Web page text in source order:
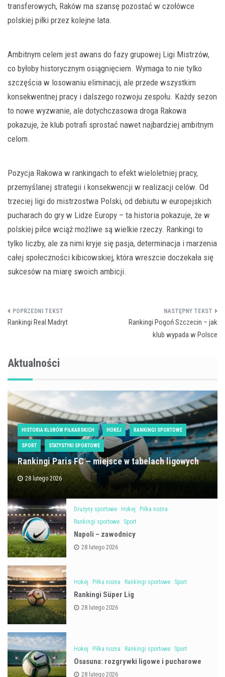
transferowych, Raków ma szansę pozostać w czołówce
polskiej piłki przez kolejne lata.
Ambitnym celem jest awans do fazy grupowej Ligi Mistrzów,
co byłoby historycznym osiągnięciem. Wymaga to nie tylko
szczęścia w losowaniu eliminacji, ale przede wszystkim
konsekwentnej pracy i dalszego rozwoju zespołu. Każdy sezon
to nowe wyzwanie, ale dotychczasowa droga Rakowa
pokazuje, że klub potrafi sprostać nawet najbardziej ambitnym
celom.
Pozycja Rakowa w rankingach to efekt wieloletniej pracy,
przemyślanej strategii i konsekwencji w realizacji celów. Od
trzeciej ligi do mistrzostwa Polski, od debiutu w europejskich
pucharach do gry w Lidze Europy – ta historia pokazuje, że w
polskiej piłce wciąż możliwe są wielkie rzeczy. Rankingi to
tylko liczby, ale za nimi kryje się pasja, determinacja i marzenia
całej społeczności kibicowskiej, która wreszcie doczekała się
sukcesów na miarę swoich ambicji.
Nawigacja
Rankingi Real Madryt
Rankingi Pogoń Szczecin – jak
klub wypada w Polsce
Aktualności
HISTORIA KLUBÓW PIŁKARSKICH HOKEJ RANKINGI SPORTOWE
SPORT STATYSTYKI SPORTOWE
Rankingi Paris FC – miejsce w tabelach ligowych
28 lutego 2026
Drużyny sportowe Hokej
Piłka nożna
Rankingi sportowe
Sport
Napoli – zawodnicy
28 lutego 2026
Hokej Piłka nożna Rankingi sportowe Sport
Rankingi Süper Lig
28 lutego 2026
Hokej Piłka nożna Rankingi sportowe Sport
Osasuna: rozgrywki ligowe i pucharowe
28 lutego 2026